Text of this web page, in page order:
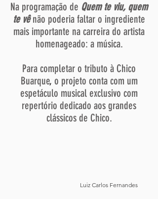
Na programação de Quem te viu, quem
te vênão poderia faltar o ingrediente
mais importante na carreira do artista
homenageado: a música.
Para completar o tributo à Chico
Buarque, o projeto conta com um
espetáculo musical exclusivo com
repertório dedicado aos grandes
clássicos de Chico.
Luiz Carlos Fernandes